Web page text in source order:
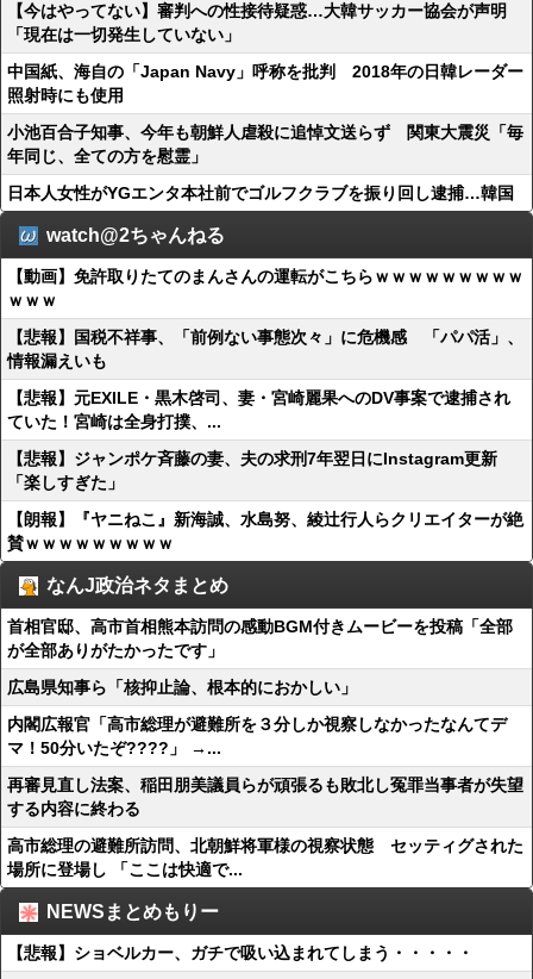
【今はやってない】審判への性接待疑惑…大韓サッカー協会が声明
「現在は一切発生していない」
中国紙、海自の「Japan Navy」呼称を批判 2018年の日韓レーダー
照射時にも使用
小池百合子知事、今年も朝鮮人虐殺に追悼文送らず 関東大震災「毎
年同じ、全ての方を慰霊」
日本人女性がYGエンタ本社前でゴルフクラブを振り回し逮捕…韓国
watch@2ちゃんねる
【動画】免許取りたてのまんさんの運転がこちらｗｗｗｗｗｗｗｗｗ
ｗｗｗ
【悲報】国税不祥事、「前例ない事態次々」に危機感 「パパ活」、
情報漏えいも
【悲報】元EXILE・黒木啓司、妻・宮崎麗果へのDV事案で逮捕され
ていた！宮崎は全身打撲、...
【悲報】ジャンポケ斉藤の妻、夫の求刑7年翌日にInstagram更新
「楽しすぎた」
【朗報】『ヤニねこ』新海誠、水島努、綾辻行人らクリエイターが絶
賛ｗｗｗｗｗｗｗｗｗ
なんJ政治ネタまとめ
首相官邸、高市首相熊本訪問の感動BGM付きムービーを投稿「全部
が全部ありがたかったです」
広島県知事ら「核抑止論、根本的におかしい」
内閣広報官「高市総理が避難所を３分しか視察しなかったなんてデ
マ！50分いたぞ????」 →...
再審見直し法案、稲田朋美議員らが頑張るも敗北し冤罪当事者が失望
する内容に終わる
高市総理の避難所訪問、北朝鮮将軍様の視察状態 セッティグされた
場所に登場し 「ここは快適で...
NEWSまとめもりー
【悲報】ショベルカー、ガチで吸い込まれてしまう・・・・・